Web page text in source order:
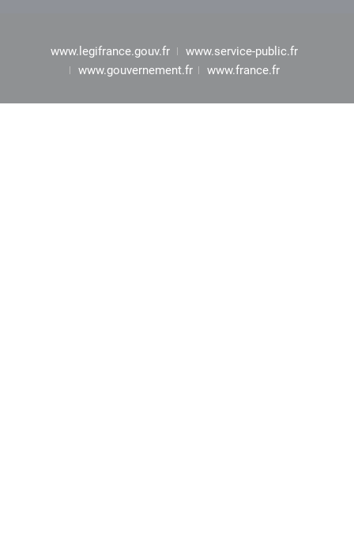
www.legifrance.gouv.fr
www.service-public.fr
www.gouvernement.fr
www.france.fr